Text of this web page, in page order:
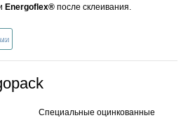
Energoflex® после склеивания.
Специальные оцинкованные